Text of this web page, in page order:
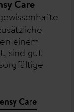
Care
einem
sind gut
Care